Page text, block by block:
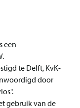
een
te Delft, KvK-
door
gebruik van de